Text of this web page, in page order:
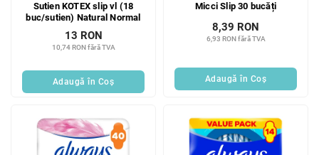
Sutien KOTEX slip vl (18
buc/sutien) Natural Normal
10,74 RON fără TVA
13 RON
Adaugă în Coş
Micci Slip 30 bucăți
6,93 RON fără TVA
8,39 RON
Adaugă în Coş